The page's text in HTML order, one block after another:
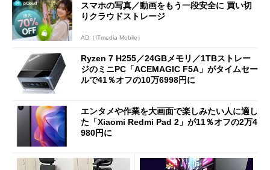
スマホの写真／動画をもう一段安全に 買い切
りクラウドストレージ
AD（ITmedia Mobile）
Ryzen 7 H255／24GBメモリ／1TBストレー
ジのミニPC「ACEMAGIC F5A」がタイムセー
ルで41％オフの10万6998円に
エンタメや作業を大画面で楽しみたい人に適し
た「Xiaomi Redmi Pad 2」が11％オフの2万4
980円に